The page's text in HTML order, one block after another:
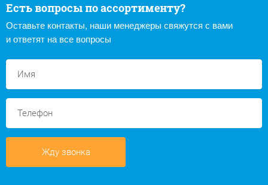
Есть вопросы по ассортименту?
Оставьте контакты, наши менеджеры свяжутся с вами
и ответят на все вопросы
Жду звонка